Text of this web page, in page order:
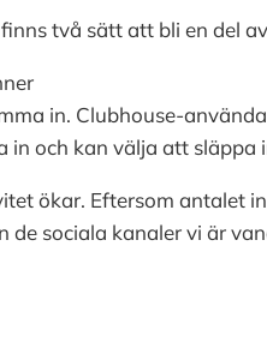
två sätt att bli en del
in. Clubhouse-
in och kan välja att släppa
ökar. Eftersom antalet
sociala kanaler vi är